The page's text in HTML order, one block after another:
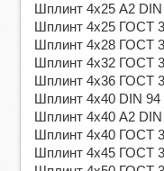
Шплинт 4х25 А2 DIN
Шплинт 4х25 ГОСТ
Шплинт 4х28 ГОСТ
Шплинт 4х32 ГОСТ
Шплинт 4х36 ГОСТ
Шплинт 4х40 DIN 94
Шплинт 4х40 А2 DIN
Шплинт 4х40 ГОСТ
Шплинт 4х45 ГОСТ